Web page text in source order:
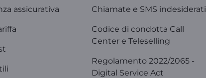
assicurativa Chiamate e SMS indesiderati
Codice di condotta Call
Center e Teleselling
Regolamento 2022/2065 -
Digital Service Act